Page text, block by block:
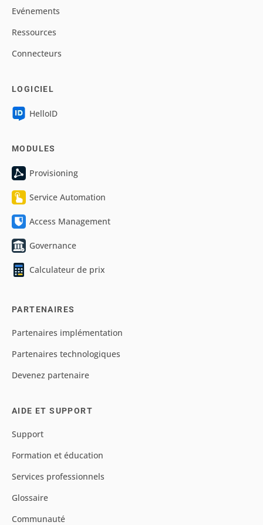
Evénements
Ressources
Connecteurs
LOGICIEL
HelloID
MODULES
Provisioning
Service Automation
Access Management
Governance
Calculateur de prix
PARTENAIRES
Partenaires implémentation
Partenaires technologiques
Devenez partenaire
AIDE ET SUPPORT
Support
Formation et éducation
Services professionnels
Glossaire
Communauté